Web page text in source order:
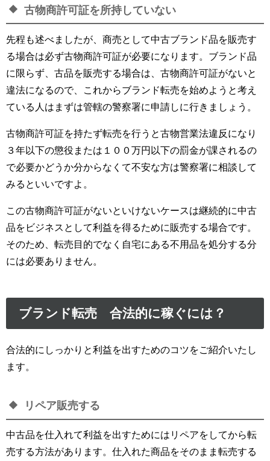
古物商許可証を所持していない
先程も述べましたが、商売として中古ブランド品を販売す
る場合は必ず古物商許可証が必要になります。ブランド品
に限らず、古品を販売する場合は、古物商許可証がないと
違法になるので、これからブランド転売を始めようと考え
ている人はまずは管轄の警察署に申請しに行きましょう。
古物商許可証を持たず転売を行うと古物営業法違反になり
３年以下の懲役または１００万円以下の罰金が課されるの
で必要かどうか分からなくて不安な方は警察署に相談して
みるといいですよ。
この古物商許可証がないといけないケースは継続的に中古
品をビジネスとして利益を得るために販売する場合です。
そのため、転売目的でなく自宅にある不用品を処分する分
には必要ありません。
ブランド転売 合法的に稼ぐには？
合法的にしっかりと利益を出すためのコツをご紹介いたし
ます。
リペア販売する
中古品を仕入れて利益を出すためにはリペアをしてから転
売する方法があります。仕入れた商品をそのまま転売する